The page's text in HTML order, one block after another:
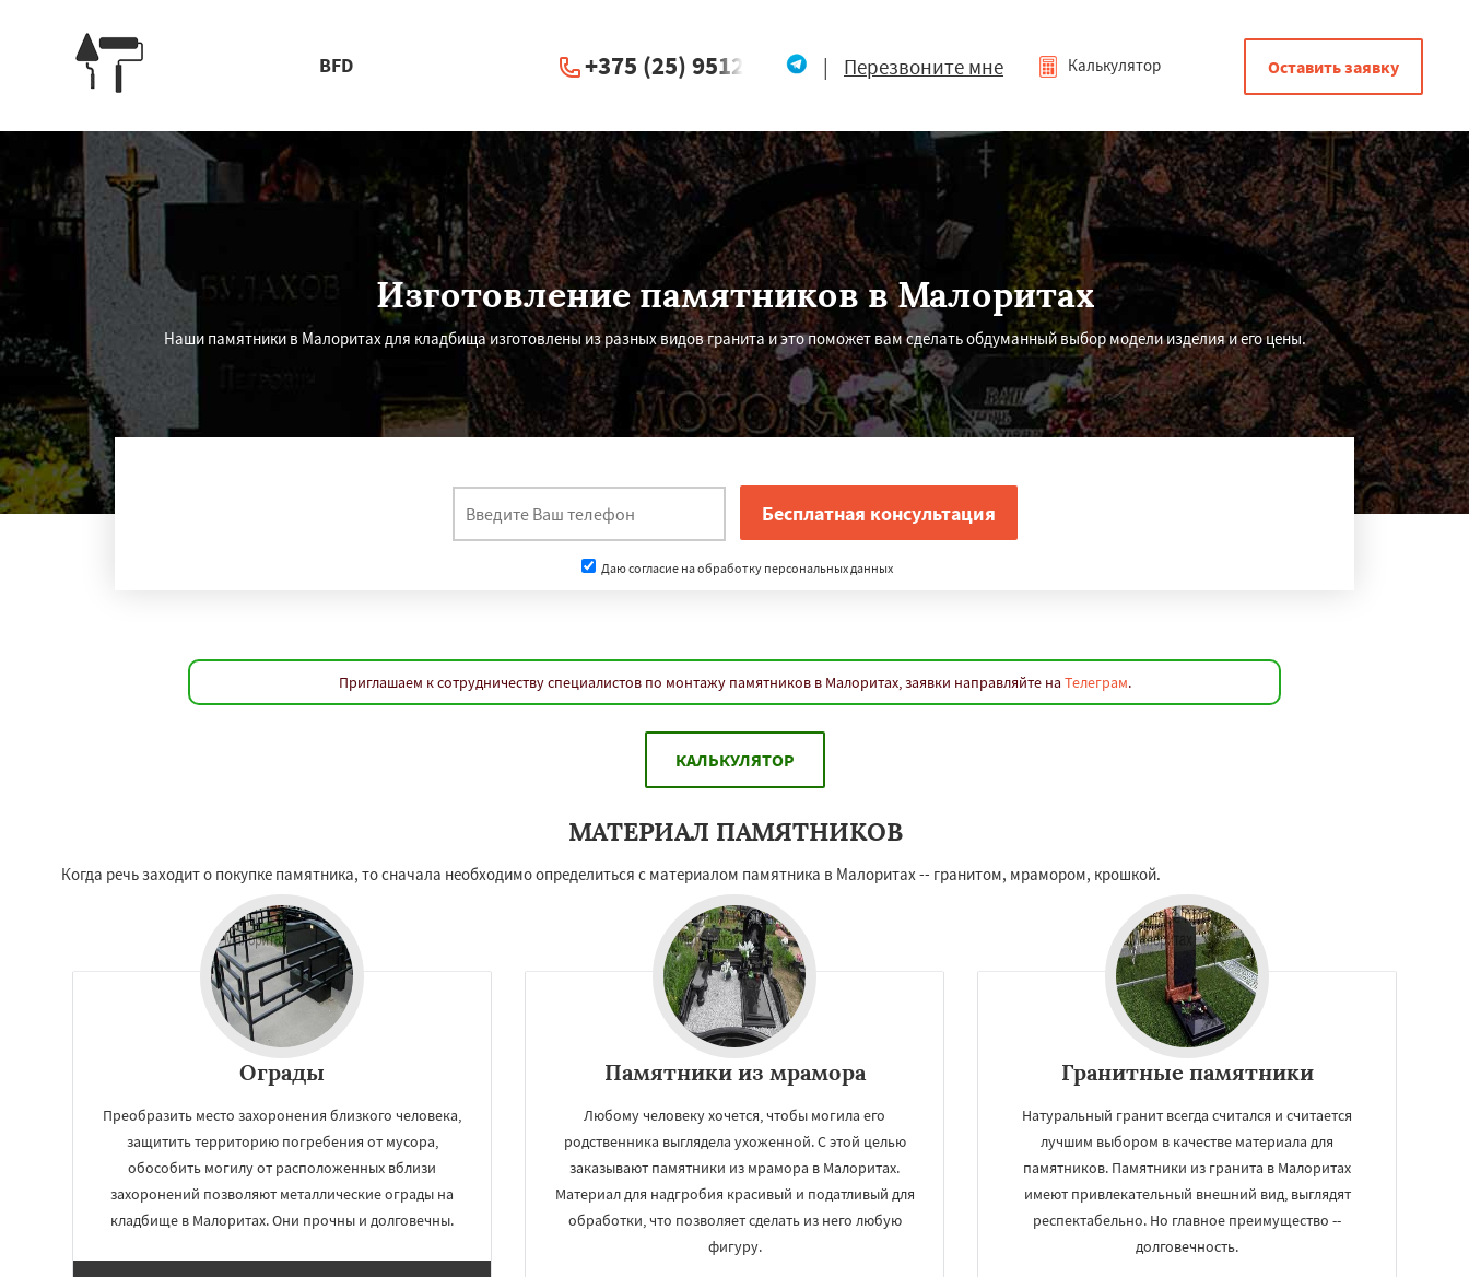
BFD +375 (25) 951234 | Перезвоните мне Калькулятор Оставить заявку
Изготовление памятников в Малоритах
Наши памятники в Малоритах для кладбища изготовлены из разных видов гранита и это поможет вам сделать обдуманный выбор модели изделия и его цены.
Даю согласие на обработку персональных данных
Приглашаем к сотрудничеству специалистов по монтажу памятников в Малоритах, заявки направляйте на Телеграм.
КАЛЬКУЛЯТОР
МАТЕРИАЛ ПАМЯТНИКОВ
Когда речь заходит о покупке памятника, то сначала необходимо определиться с материалом памятника в Малоритах -- гранитом, мрамором, крошкой.
Ограды
Преобразить место захоронения близкого человека,
защитить территорию погребения от мусора,
обособить могилу от расположенных вблизи
захоронений позволяют металлические ограды на
кладбище в Малоритах. Они прочны и долговечны.
Памятники из мрамора
Любому человеку хочется, чтобы могила его
родственника выглядела ухоженной. С этой целью
заказывают памятники из мрамора в Малоритах.
Материал для надгробия красивый и податливый для
обработки, что позволяет сделать из него любую
фигуру.
Гранитные памятники
Натуральный гранит всегда считался и считается
лучшим выбором в качестве материала для
памятников. Памятники из гранита в Малоритах
имеют привлекательный внешний вид, выглядят
респектабельно. Но главное преимущество --
долговечность.